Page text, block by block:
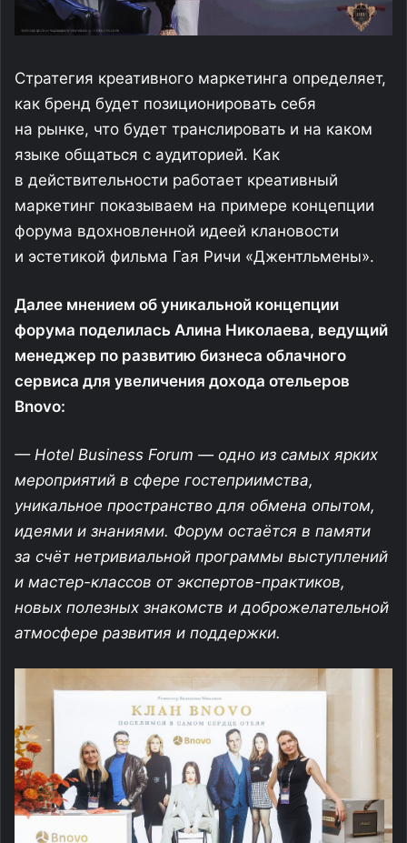
Стратегия креативного маркетинга определяет,
как бренд будет позиционировать себя
на рынке, что будет транслировать и на каком
языке общаться с аудиторией. Как
в действительности работает креативный
маркетинг показываем на примере концепции
форума вдохновленной идеей клановости
и эстетикой фильма Гая Ричи «Джентльмены».
Далее мнением об уникальной концепции
форума поделилась Алина Николаева, ведущий
менеджер по развитию бизнеса облачного
сервиса для увеличения дохода отельеров
Bnovo:
— Hotel Business Forum — одно из самых ярких
мероприятий в сфере гостеприимства,
уникальное пространство для обмена опытом,
идеями и знаниями. Форум остаётся в памяти
за счёт нетривиальной программы выступлений
и мастер-классов от экспертов-практиков,
новых полезных знакомств и доброжелательной
атмосфере развития и поддержки.